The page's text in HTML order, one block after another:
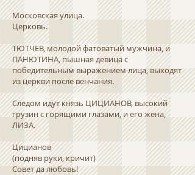
Московская улица.
Церковь.
ТЮТЧЕВ, молодой фатоватый мужчина, и
ПАНЮТИНА, пышная девица с
победительным выражением лица, выходят
из церкви после венчания.
Следом идут князь ЦИЦИАНОВ, высокий
грузин с горящими глазами, и его жена,
ЛИЗА.
Цицианов
(подняв руки, кричит)
Совет да любовь!